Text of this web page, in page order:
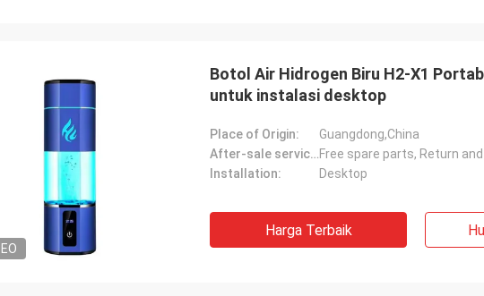
Botol Air Hidrogen Biru H2-X1
untuk instalasi desktop
Place of Origin:
Guangdong,China
After-sale service provided:Free spare parts, Return
Installation:
Desktop
Harga Terbaik